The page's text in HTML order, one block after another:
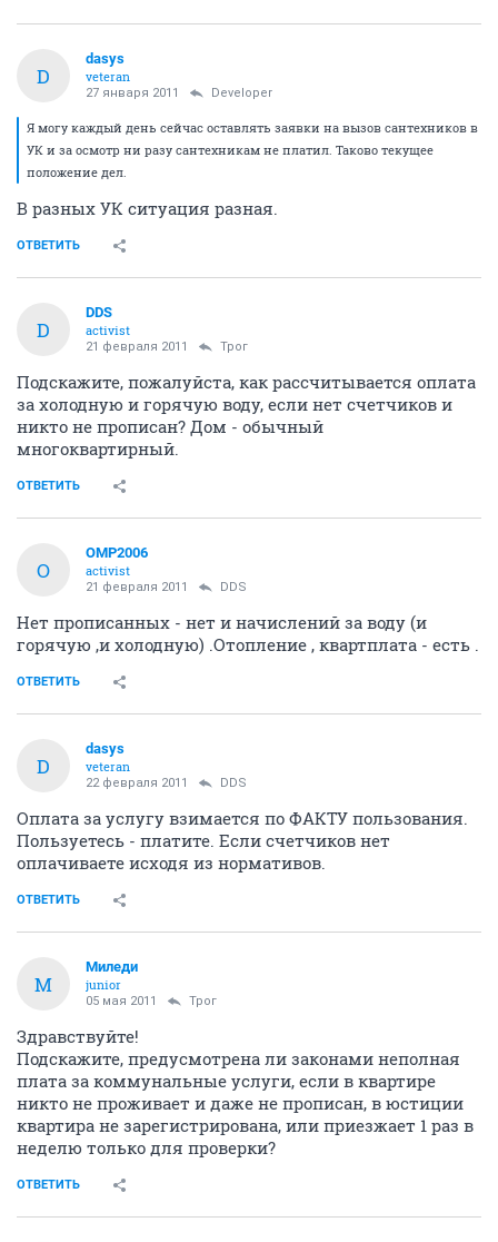
D
dasys
veteran
27 января 2011 Developer
Я могу каждый день сейчас оставлять заявки на вызов сантехников в
УК и за осмотр ни разу сантехникам не платил. Таково текущее
положение дел.
В разных УК ситуация разная.
ОТВЕТИТЬ
D
DDS
activist
21 февраля 2011 Трог
Подскажите, пожалуйста, как рассчитывается оплата
за холодную и горячую воду, если нет счетчиков и
никто не прописан? Дом - обычный
многоквартирный.
ОТВЕТИТЬ
O
OMP2006
activist
21 февраля 2011 DDS
Нет прописанных - нет и начислений за воду (и
горячую ,и холодную) .Отопление , квартплата - есть .
ОТВЕТИТЬ
D
dasys
veteran
22 февраля 2011 DDS
Оплата за услугу взимается по ФАКТУ пользования.
Пользуетесь - платите. Если счетчиков нет
оплачиваете исходя из нормативов.
ОТВЕТИТЬ
М
Миледи
junior
05 мая 2011 Трог
Здравствуйте!
Подскажите, предусмотрена ли законами неполная
плата за коммунальные услуги, если в квартире
никто не проживает и даже не прописан, в юстиции
квартира не зарегистрирована, или приезжает 1 раз в
неделю только для проверки?
ОТВЕТИТЬ